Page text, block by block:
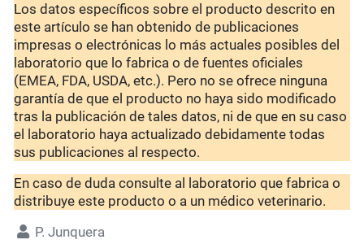
Los datos específicos sobre el producto descrito en
este artículo se han obtenido de publicaciones
impresas o electrónicas lo más actuales posibles del
laboratorio que lo fabrica o de fuentes oficiales
(EMEA, FDA, USDA, etc.). Pero no se ofrece ninguna
garantía de que el producto no haya sido modificado
tras la publicación de tales datos, ni de que en su caso
el laboratorio haya actualizado debidamente todas
sus publicaciones al respecto.
En caso de duda consulte al laboratorio que fabrica o
distribuye este producto o a un médico veterinario.
P. Junquera